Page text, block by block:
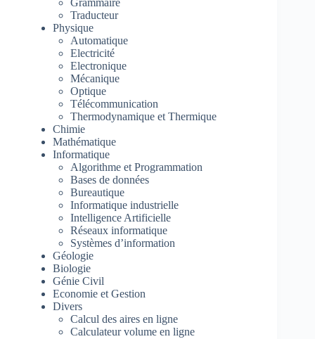
Grammaire
Traducteur
Physique
Automatique
Electricité
Electronique
Mécanique
Optique
Télécommunication
Thermodynamique et Thermique
Chimie
Mathématique
Informatique
Algorithme et Programmation
Bases de données
Bureautique
Informatique industrielle
Intelligence Artificielle
Réseaux informatique
Systèmes d’information
Géologie
Biologie
Génie Civil
Economie et Gestion
Divers
Calcul des aires en ligne
Calculateur volume en ligne